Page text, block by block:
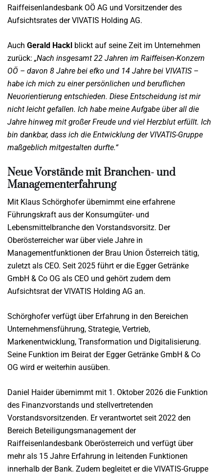
Raiffeisenlandesbank OÖ AG und Vorsitzender des
Aufsichtsrates der VIVATIS Holding AG.
Auch Gerald Hackl blickt auf seine Zeit im Unternehmen
zurück: „Nach insgesamt 22 Jahren im Raiffeisen-Konzern
OÖ – davon 8 Jahre bei efko und 14 Jahre bei VIVATIS –
habe ich mich zu einer persönlichen und beruflichen
Neuorientierung entschieden. Diese Entscheidung ist mir
nicht leicht gefallen. Ich habe meine Aufgabe über all die
Jahre hinweg mit großer Freude und viel Herzblut erfüllt. Ich
bin dankbar, dass ich die Entwicklung der VIVATIS-Gruppe
maßgeblich mitgestalten durfte.“
Neue Vorstände mit Branchen- und
Managementerfahrung
Mit Klaus Schörghofer übernimmt eine erfahrene
Führungskraft aus der Konsumgüter- und
Lebensmittelbranche den Vorstandsvorsitz. Der
Oberösterreicher war über viele Jahre in
Managementfunktionen der Brau Union Österreich tätig,
zuletzt als CEO. Seit 2025 führt er die Egger Getränke
GmbH & Co OG als CEO und gehört zudem dem
Aufsichtsrat der VIVATIS Holding AG an.
Schörghofer verfügt über Erfahrung in den Bereichen
Unternehmensführung, Strategie, Vertrieb,
Markenentwicklung, Transformation und Digitalisierung.
Seine Funktion im Beirat der Egger Getränke GmbH & Co
OG wird er weiterhin ausüben.
Daniel Haider übernimmt mit 1. Oktober 2026 die Funktion
des Finanzvorstands und stellvertretenden
Vorstandsvorsitzenden. Er verantwortet seit 2022 den
Bereich Beteiligungsmanagement der
Raiffeisenlandesbank Oberösterreich und verfügt über
mehr als 15 Jahre Erfahrung in leitenden Funktionen
innerhalb der Bank. Zudem begleitet er die VIVATIS-Gruppe